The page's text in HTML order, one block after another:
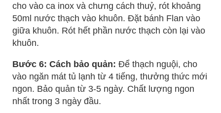
cho vào ca inox và chưng cách thuỷ, rót khoảng
50ml nước thạch vào khuôn. Đặt bánh Flan vào
giữa khuôn. Rót hết phần nước thạch còn lại vào
khuôn.
Bước 6: Cách bảo quản: Để thạch nguội, cho
vào ngăn mát tủ lạnh từ 4 tiếng, thưởng thức mới
ngon. Bảo quản từ 3-5 ngày. Chất lượng ngon
nhất trong 3 ngày đầu.